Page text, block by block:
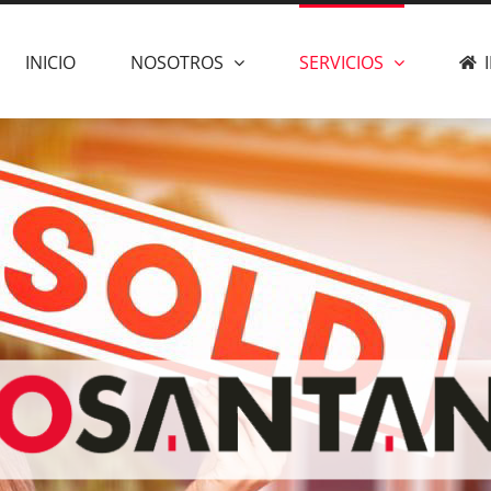
INICIO NOSOTROS SERVICIOS